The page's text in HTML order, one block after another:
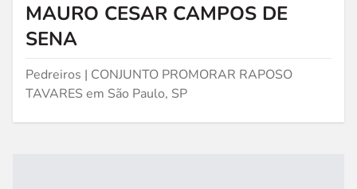
MAURO CESAR CAMPOS DE
SENA
Pedreiros | CONJUNTO PROMORAR RAPOSO
TAVARES em São Paulo, SP